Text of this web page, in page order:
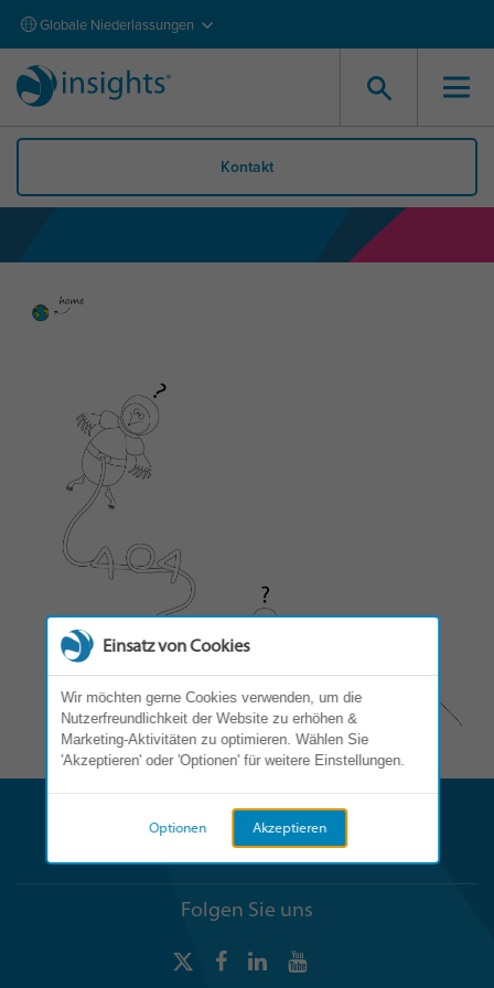
Globale Niederlassungen
Kontakt
Folgen Sie uns
Einsatz von Cookies
Wir möchten gerne Cookies verwenden, um die
Nutzerfreundlichkeit der Website zu erhöhen &
Marketing-Aktivitäten zu optimieren. Wählen Sie
'Akzeptieren' oder 'Optionen' für weitere Einstellungen.
Akzeptieren
Optionen